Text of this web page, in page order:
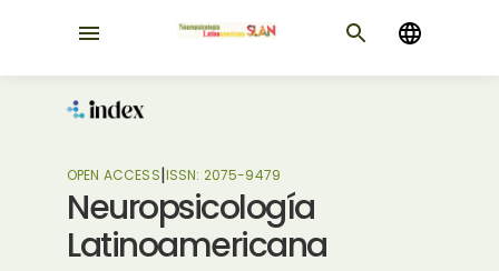
OPEN ACCESS|ISSN: 2075-9479
Neuropsicología
Latinoamericana